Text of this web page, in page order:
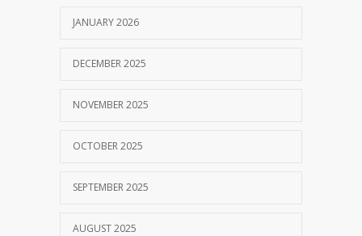
JANUARY 2026
DECEMBER 2025
NOVEMBER 2025
OCTOBER 2025
SEPTEMBER 2025
AUGUST 2025